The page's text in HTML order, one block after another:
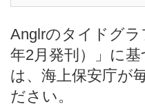
Anglrのタイドグラ
年2月発刊）」に
は、海上保安庁が
ださい。